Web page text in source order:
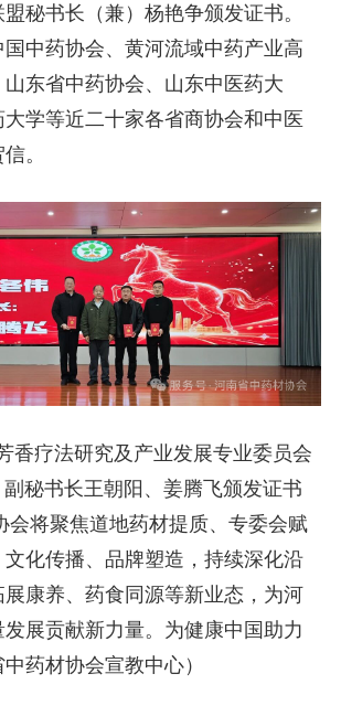
秘书长（兼）杨艳争颁发证书。
中药协会、黄河流域中药产业高
东省中药协会、山东中医药大
学等近二十家各省商协会和中医
。
香疗法研究及产业发展专业委员会
秘书长王朝阳、姜腾飞颁发证书
将聚焦道地药材提质、专委会赋
化传播、品牌塑造，持续深化沿
康养、药食同源等新业态，为河
展贡献新力量。为健康中国助力
药材协会宣教中心）